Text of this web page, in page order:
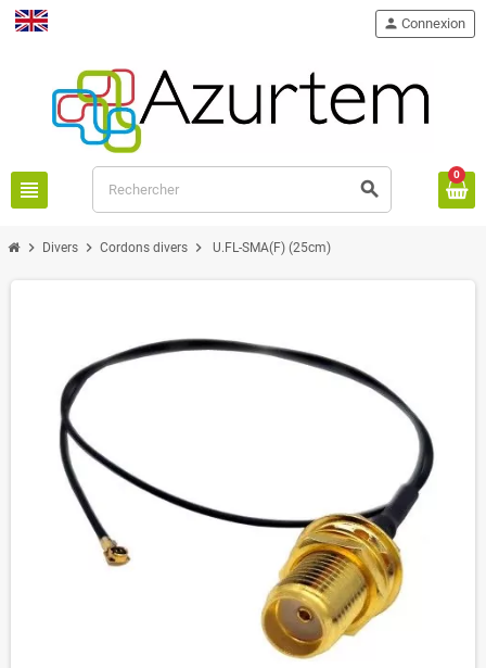
view_headline search
English person Connexion
0
chevron_right Divers chevron_right Cordons divers chevron_right U.FL-SMA(F) (25cm)